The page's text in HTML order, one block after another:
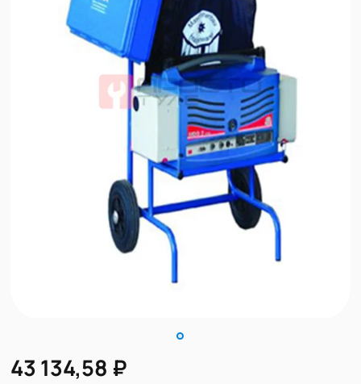
43 134,58 ₽